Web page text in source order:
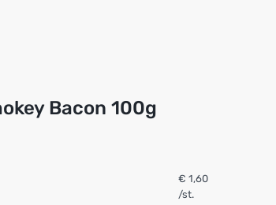
Bacon 100g
€ 1,60
/st.